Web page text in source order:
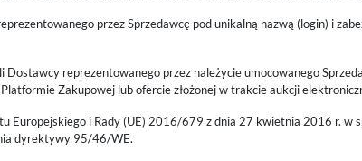
przez Sprzedawcę pod unikalną nazwą (login) i
Dostawcy reprezentowanego przez należycie umocowanego
Zakupowej lub ofercie złożonej w trakcie aukcji
Europejskiego i Rady (UE) 2016/679 z dnia 27 kwietnia 2016 r.
dyrektywy 95/46/WE.